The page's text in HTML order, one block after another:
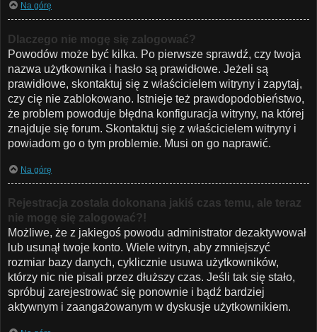
Na górę
Dlaczego nie mogę się zalogować?
Powodów może być kilka. Po pierwsze sprawdź, czy twoja
nazwa użytkownika i hasło są prawidłowe. Jeżeli są
prawidłowe, skontaktuj się z właścicielem witryny i zapytaj,
czy cię nie zablokowano. Istnieje też prawdopodobieństwo,
że problem powoduje błędna konfiguracja witryny, na której
znajduje się forum. Skontaktuj się z właścicielem witryny i
powiadom go o tym problemie. Musi on go naprawić.
Na górę
Rejestracja została dokonana jakiś czas temu, ale teraz
nie mogę się zalogować?!
Możliwe, że z jakiegoś powodu administrator dezaktywował
lub usunął twoje konto. Wiele witryn, aby zmniejszyć
rozmiar bazy danych, cyklicznie usuwa użytkowników,
którzy nic nie pisali przez dłuższy czas. Jeśli tak się stało,
spróbuj zarejestrować się ponownie i bądź bardziej
aktywnym i zaangażowanym w dyskusje użytkownikiem.